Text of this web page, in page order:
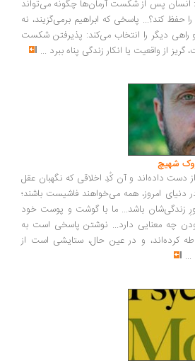
از شکست آرمان‌ها چگونه می‌تواند
پاسخی که ابراهیم برمی‌گزیند، نه
را انتخاب می‌کند: پذیرفتن شکست
یا انکار زندگی پناه ببرد...
و آن کُدِ اخلاقی که نگهبان عقل
امروز، همه می‌خواهند فاشیست باشند؛
باشد... ما با گوشت و پوست خود
دارد... نوشتن پاسخی است به
و در عین حال، ستایشی است از